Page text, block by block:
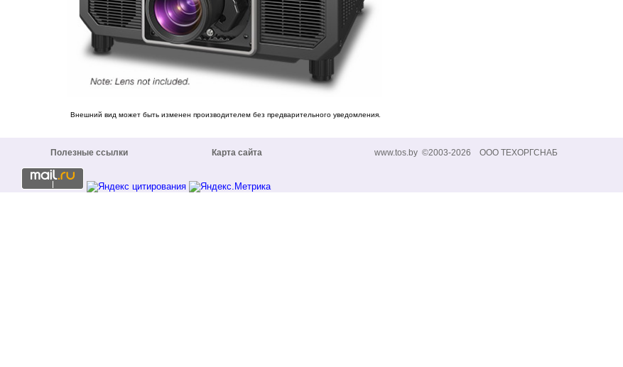
Внешний вид может быть изменен производителем без предварительного уведомления.
Полезные ссылки Карта сайта www.tos.by ©2003-2026 ООО ТЕХОРГСНАБ